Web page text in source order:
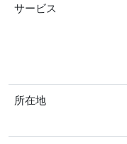
サービス
所在地